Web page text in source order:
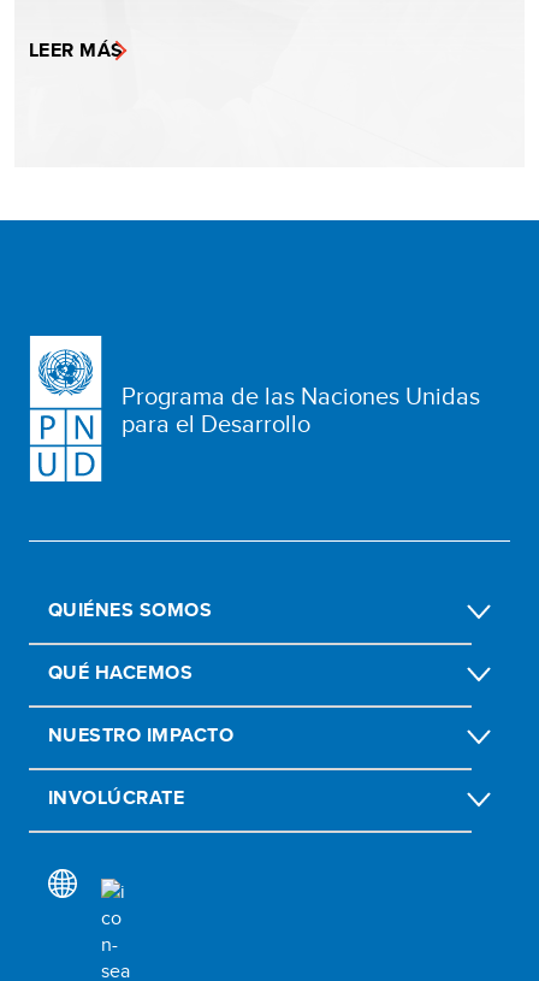
LEER MÁS
Programa de las Naciones Unidas
para el Desarrollo
QUIÉNES SOMOS
QUÉ HACEMOS
NUESTRO IMPACTO
INVOLÚCRATE